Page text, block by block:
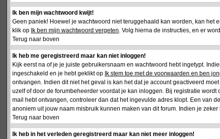
Ik ben mijn wachtwoord kwijt!
Geen paniek! Hoewel je wachtwoord niet teruggehaald kan worden, kan
klik op Ik ben mijn wachtwoord vergeten. Volg hierna de instructies, en er
Terug naar boven
Ik heb me geregistreerd maar kan niet inloggen!
Kijk eerst na of je je juiste gebruikersnaam en wachtwoord hebt ingetypt.
ingeschakeld en je hebt geklikt op Ik stem toe met de voorwaarden en ben
ontvangen. Indien dit niet het geval is kan het dat je account geactiveerd
uzelf of door de forumbeheerder voordat je kan inloggen. Bij registratie
mail hebt ontvangen, controleer dan dat het ingevulde adres klopt. Een van
anoniem uit jouw naam misbruik kunnen maken van dit forum. Indien je
Terug naar boven
Ik heb in het verleden geregistreerd maar kan niet meer inloggen!